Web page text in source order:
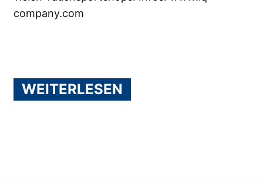
company.com
WEITERLESEN